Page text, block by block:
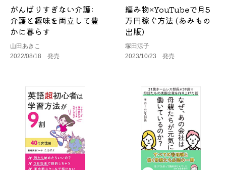
がんばりすぎない介護:
介護と趣味を両立して豊
かに暮らす
山田あきこ
2022/08/18 発売
編み物×YouTubeで月5
万円稼ぐ方法 (あみもの
出版)
塚田涼子
2023/10/23 発売